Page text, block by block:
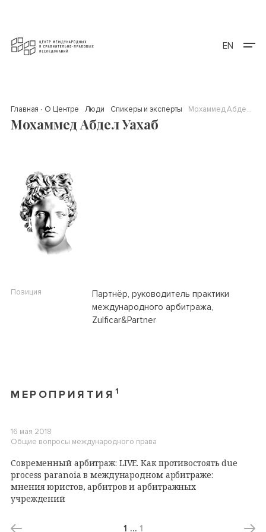
EN
Главная О Центре Люди Спикеры и эксперты Мохаммед Абдел Уахаб
Мохаммед Абдел Уахаб
Позиция
Партнёр, руководитель практики
международного арбитража,
Zulficar&Partner
МЕРОПРИЯТИЯ 1
16 мая 2018
Общие вопросы международного права
Современный арбитраж: LIVE. Как противостоять due
process paranoia в международном арбитраже:
мнения юристов, арбитров и арбитражных
учреждений
1 … 1